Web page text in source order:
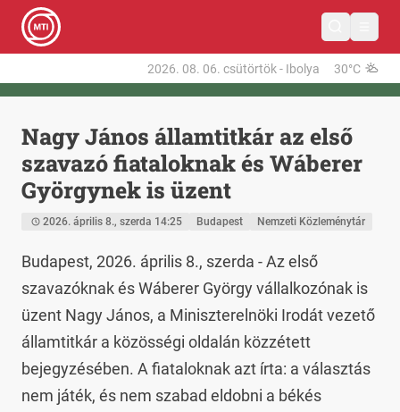
2026. 08. 06. csütörtök- Ibolya 30°C
Nagy János államtitkár az első
szavazó fiataloknak és Wáberer
Györgynek is üzent
2026. április 8., szerda 14:25 Budapest Nemzeti Közleménytár
Budapest, 2026. április 8., szerda - Az első
szavazóknak és Wáberer György vállalkozónak is
üzent Nagy János, a Miniszterelnöki Irodát vezető
államtitkár a közösségi oldalán közzétett
bejegyzésében. A fiataloknak azt írta: a választás
nem játék, és nem szabad eldobni a békés